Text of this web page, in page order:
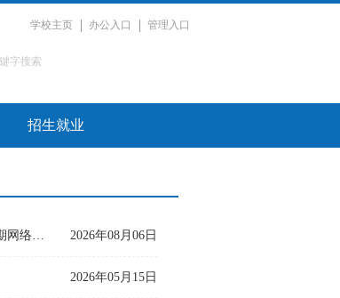
学校主页 办公入口 管理入口
招生就业
2026年08月06日
校企协同淬精兵 实战育人筑防线｜桂林电子科技大学网络空间安全专业2026年小学期网络攻防实训圆满收官
2026年05月15日